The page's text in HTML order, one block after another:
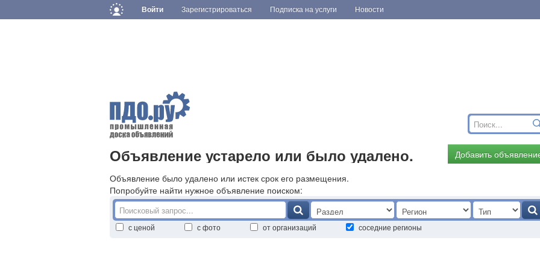
Войти Зарегистрироваться Подписка на услуги Новости
Объявление устарело или было удалено.
Добавить
Объявление было удалено или истек срок его размещения.
Попробуйте найти нужное объявление поиском:
с ценой с фото от организаций соседние регионы